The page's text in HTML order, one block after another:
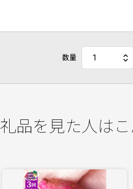
数量
品を見た人は